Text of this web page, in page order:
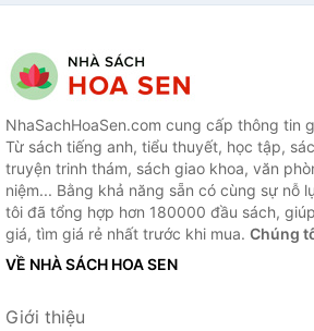
NhaSachHoaSen.com cung cấp thông tin
Từ sách tiếng anh, tiểu thuyết, học tập,
truyện trinh thám, sách giao khoa, văn
niệm... Bằng khả năng sẵn có cùng sự nỗ
tôi đã tổng hợp hơn 180000 đầu sách,
giá, tìm giá rẻ nhất trước khi mua. Chúng
VỀ NHÀ SÁCH HOA SEN
Giới thiệu